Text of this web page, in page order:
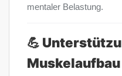
mentaler Belastung.
💪